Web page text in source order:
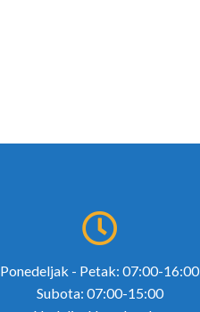
Ponedeljak - Petak: 07:00-16:00
Subota: 07:00-15:00